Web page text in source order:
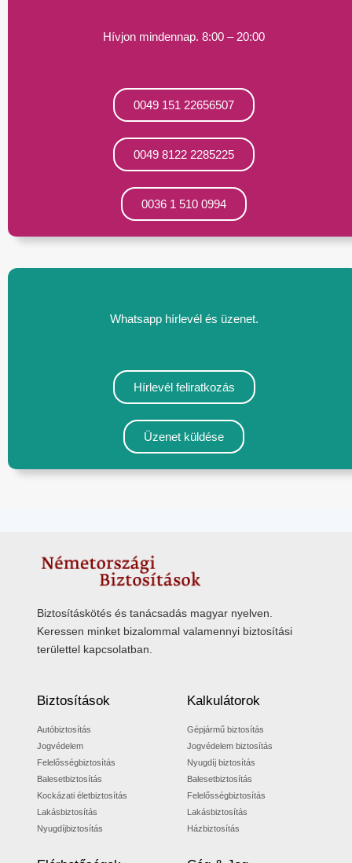
Hívjon mindennap. 8:00 – 20:00
0049 151 22656507
0049 8122 2285225
0036 1 510 0994
Whatsapp hírlevél és üzenet.
Hírlevél feliratkozás
Üzenet küldése
Biztosításkötés és tanácsadás magyar nyelven.
Keressen minket bizalommal valamennyi biztosítási
területtel kapcsolatban.
Biztosítások
Autóbiztosítás
Jogvédelem
Felelősségbiztosítás
Balesetbiztosítás
Kockázati életbiztosítás
Lakásbiztosítás
Nyugdíjbiztosítás
Kalkulátorok
Gépjármű biztosítás
Jogvédelem biztosítás
Nyugdíj biztosítás
Balesetbiztosítás
Felelősségbiztosítás
Lakásbiztosítás
Házbiztosítás